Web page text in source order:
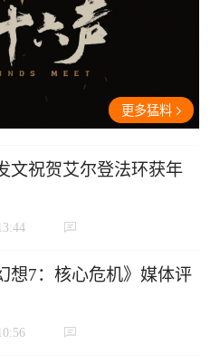
更多猛料
文祝贺艾尔登法环获年
想7：核心危机》媒体评